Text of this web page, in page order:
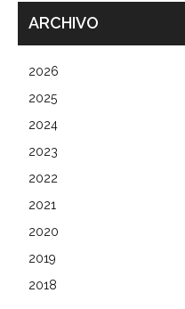
ARCHIVO
2026
2025
2024
2023
2022
2021
2020
2019
2018